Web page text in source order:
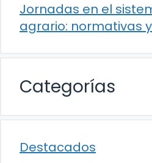
Jornadas en el
agrario: normativas
Categorías
Destacados